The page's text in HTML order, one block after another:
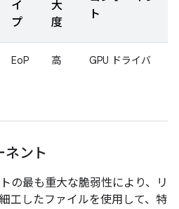
イ
プ
大
度
ト
EoP 高 GPU ドライバ
ント
の最も重大な脆弱性により、リ
工したファイルを使用して、特